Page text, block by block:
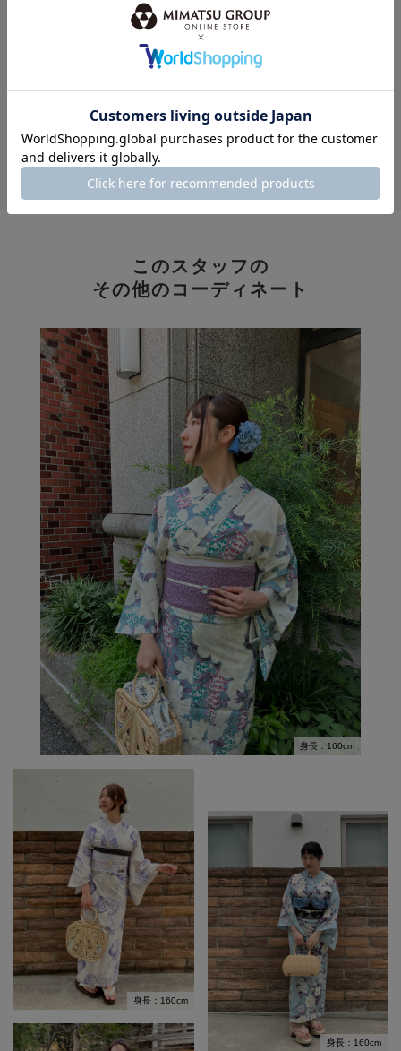
MORE
このスタッフの
その他のコーディネート
身長：160cm
身長：160cm
身長：160cm